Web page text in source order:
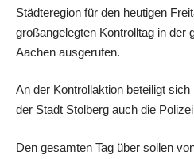
Städteregion für den heutigen
großangelegten Kontrolltag in der
Aachen ausgerufen.
An der Kontrollaktion beteiligt
der Stadt Stolberg auch die
Den gesamten Tag über sollen